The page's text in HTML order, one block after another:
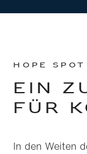
HOPE
EIN
FÜR
In den Weiten